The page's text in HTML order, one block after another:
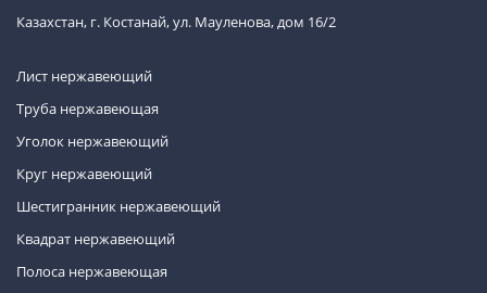
Казахстан, г. Костанай, ул. Мауленова, дом 16/2
Лист нержавеющий
Труба нержавеющая
Уголок нержавеющий
Круг нержавеющий
Шестигранник нержавеющий
Квадрат нержавеющий
Полоса нержавеющая